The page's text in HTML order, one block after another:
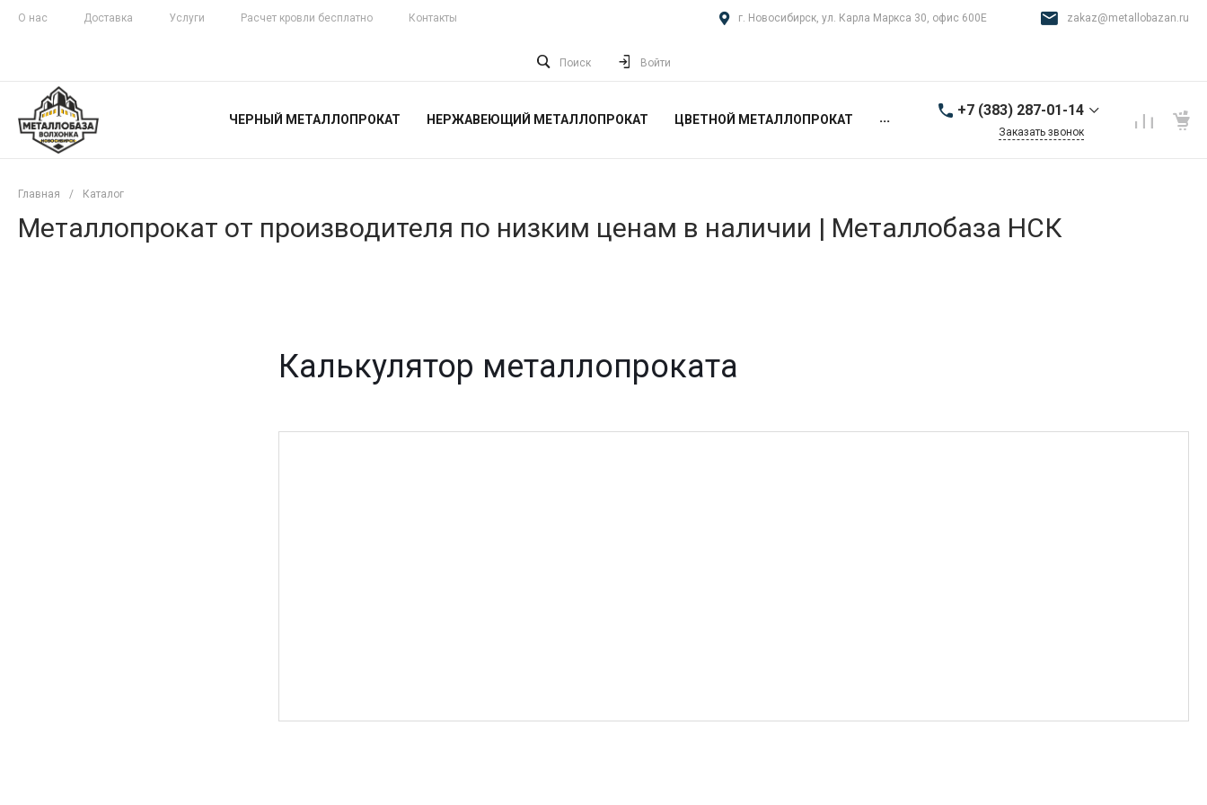
О нас Доставка Услуги Расчет кровли бесплатно Контакты г. Новосибирск, ул. Карла Маркса 30, офис 600Е zakaz@metallobazan.ru
Поиск Войти
ЧЕРНЫЙ МЕТАЛЛОПРОКАТ НЕРЖАВЕЮЩИЙ МЕТАЛЛОПРОКАТ ЦВЕТНОЙ МЕТАЛЛОПРОКАТ ... +7 (383) 287-01-14
9:00-18:00 пн-пт
Заказать звонок
Главная / Каталог
Металлопрокат от производителя по низким ценам в наличии | Металлобаза НСК
Калькулятор металлопроката